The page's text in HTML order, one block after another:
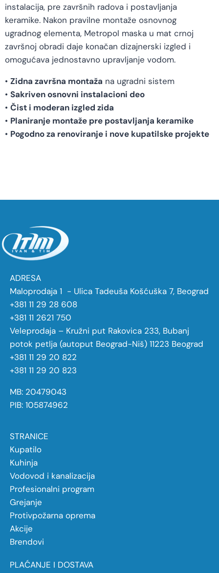
instalacija, pre završnih radova i postavljanja
keramike. Nakon pravilne montaže osnovnog
ugradnog elementa, Metropol maska u mat crnoj
završnoj obradi daje konačan dizajnerski izgled i
omogućava jednostavno upravljanje vodom.
• Zidna završna montaža na ugradni sistem
• Sakriven osnovni instalacioni deo
• Čist i moderan izgled zida
• Planiranje montaže pre postavljanja keramike
• Pogodno za renoviranje i nove kupatilske projekte
ADRESA
Maloprodaja 1 - Ulica Tadeuša Košćuška 7, Beograd
+381 11 29 28 608
+381 11 2621 750
Veleprodaja – Kružni put Rakovica 233, Bubanj
potok petlja (autoput Beograd-Niš) 11223 Beograd
+381 11 29 20 822
+381 11 29 20 823
MB: 20479043
PIB: 105874962
STRANICE
Kupatilo
Kuhinja
Vodovod i kanalizacija
Profesionalni program
Grejanje
Protivpožarna oprema
Akcije
Brendovi
PLAĆANJE I DOSTAVA